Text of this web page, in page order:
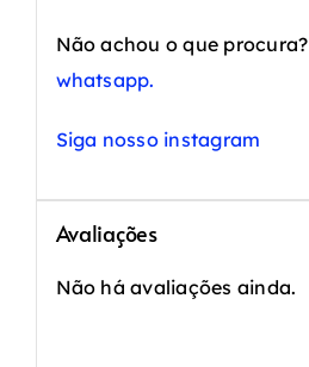
Não achou o que procura?
whatsapp.
Siga nosso instagram
Avaliações
Não há avaliações ainda.